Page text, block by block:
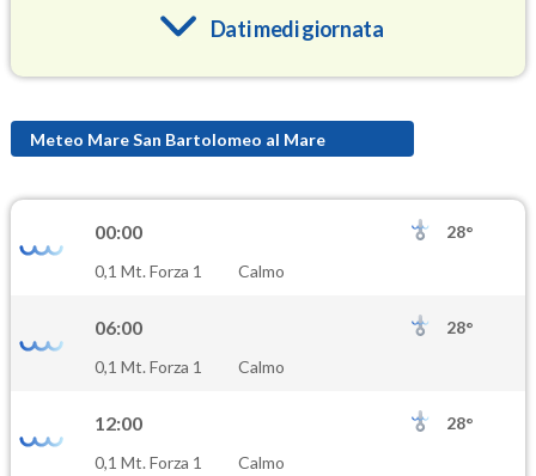
Dati medi giornata
(Ozono)
(Diossido di azoto)
PM10
PM25
Meteo Mare San Bartolomeo al Mare
00:00
28°
0,1 Mt. Forza 1
Calmo
06:00
28°
0,1 Mt. Forza 1
Calmo
12:00
28°
0,1 Mt. Forza 1
Calmo